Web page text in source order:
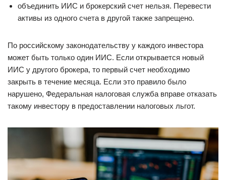
объединить ИИС и брокерский счет нельзя. Перевести
активы из одного счета в другой также запрещено.
По российскому законодательству у каждого инвестора
может быть только один ИИС. Если открывается новый
ИИС у другого брокера, то первый счет необходимо
закрыть в течение месяца. Если это правило было
нарушено, Федеральная налоговая служба вправе отказать
такому инвестору в предоставлении налоговых льгот.